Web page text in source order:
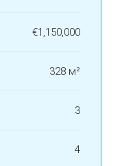
€1,150,000
328 м²
3
4